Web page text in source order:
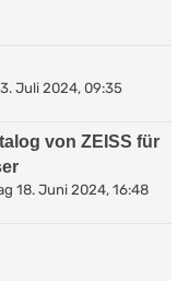
Juli 2024, 09:35
von ZEISS für
18. Juni 2024, 16:48